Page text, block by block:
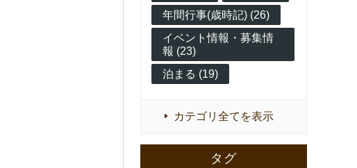
年間行事(歳時記) (26)
イベント情報・募集情
報 (23)
泊まる (19)
カテゴリ全てを表示
タグ